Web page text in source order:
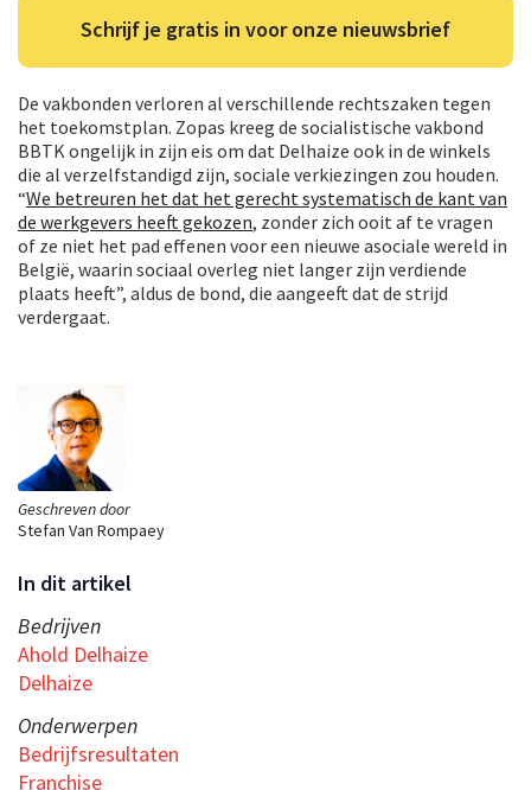
Geschreven door
Stefan Van Rompaey
In dit artikel
Bedrijven
Ahold Delhaize
Delhaize
Onderwerpen
Bedrijfsresultaten
Franchise
Schrijf je gratis in voor onze nieuwsbrief
De vakbonden verloren al verschillende rechtszaken tegen
het toekomstplan. Zopas kreeg de socialistische vakbond
BBTK ongelijk in zijn eis om dat Delhaize ook in de winkels
die al verzelfstandigd zijn, sociale verkiezingen zou houden.
“We betreuren het dat het gerecht systematisch de kant van
de werkgevers heeft gekozen, zonder zich ooit af te vragen
of ze niet het pad effenen voor een nieuwe asociale wereld in
België, waarin sociaal overleg niet langer zijn verdiende
plaats heeft”, aldus de bond, die aangeeft dat de strijd
verdergaat.